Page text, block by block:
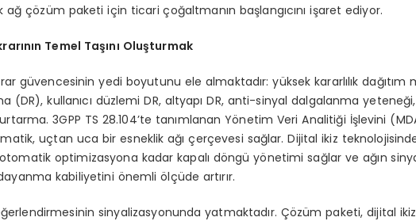
ağ çözüm paketi için ticari çoğaltmanın başlangıcını işaret ediyor.
Temel Taşını Oluşturmak
güvencesinin yedi boyutunu ele almaktadır: yüksek kararlılık dağıtım
kullanıcı düzlemi DR, altyapı DR, anti-sinyal dalgalanma
3GPP TS 28.104’te tanımlanan Yönetim Veri Analitiği İşlevini
uçtan uca bir esneklik ağı çerçevesi sağlar. Dijital ikiz
optimizasyona kadar kapalı döngü yönetimi sağlar ve ağın
dayanma kabiliyetini önemli ölçüde artırır.
sinyalizasyonunda yatmaktadır. Çözüm paketi, dijital ikiz